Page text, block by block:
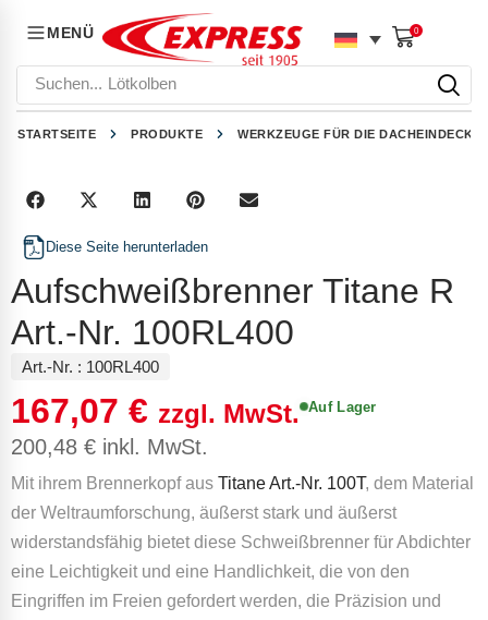
MENÜ 0
Suchen... Lötkolben
STARTSEITE PRODUKTE WERKZEUGE FÜR DIE
Diese Seite herunterladen
Aufschweißbrenner Titane R
Art.-Nr. 100RL400
Art.-Nr. : 100RL400
167,07 € zzgl. MwSt.
200,48 € inkl. MwSt.
Auf Lager
Mit ihrem Brennerkopf aus Titane Art.-Nr. 100T, dem Material
der Weltraumforschung, äußerst stark und äußerst
widerstandsfähig bietet diese Schweißbrenner für Abdichter
eine Leichtigkeit und eine Handlichkeit, die von den
Eingriffen im Freien gefordert werden, die Präzision und